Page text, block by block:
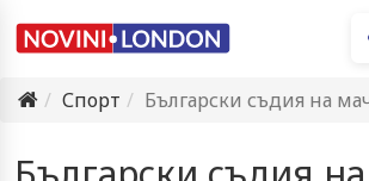
Спорт
Български съдия на мача Антъни